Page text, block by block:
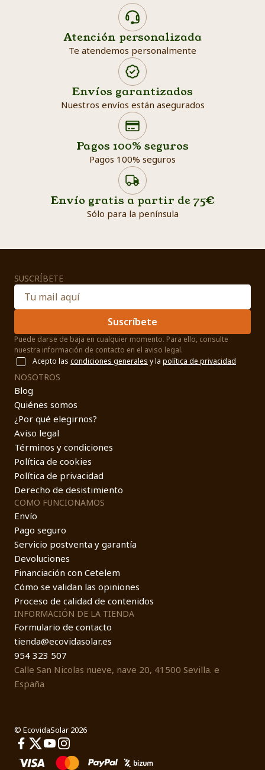
Atención personalizada
Te atendemos personalmente
Envíos garantizados
Nuestros envíos están asegurados
Pagos 100% seguros
Pagos 100% seguros
Envío gratis a partir de 75€
Sólo para la península
Search products
SUSCRÍBETE
Suscríbete
Puede darse de baja en cualquier momento. Para ello, consulte
nuestra información de contacto en el aviso legal.
Acepto las condiciones generales y la política de privacidad
NOSOTROS
Blog
Quiénes somos
¿Por qué elegirnos?
Aviso legal
Términos y condiciones
Política de cookies
Política de privacidad
Derecho de desistimiento
COMO FUNCIONAMOS
Envío
Pago seguro
Servicio postventa y garantía
Devoluciones
Financiación con Cetelem
Cómo se validan las opiniones
Proceso de calidad de contenidos
INFORMACIÓN DE LA TIENDA
Formulario de contacto
tienda@ecovidasolar.es
954 323 507
Calle San Nicolas nueve, nave 20, 41500 Sevilla. e
España
© EcovidaSolar 2026